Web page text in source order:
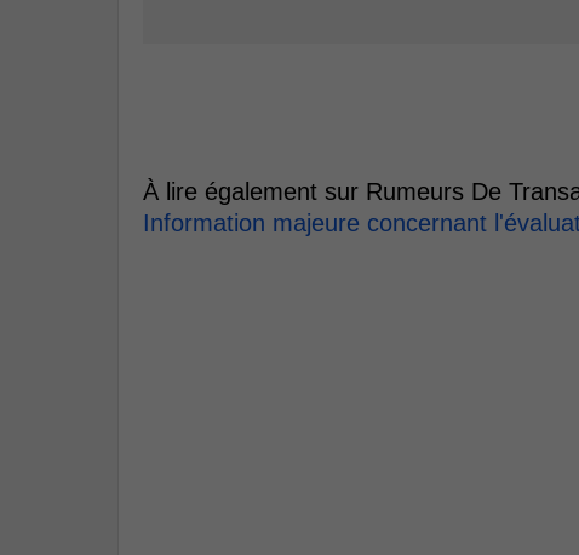
À lire également sur Rumeurs De
Information majeure concernant